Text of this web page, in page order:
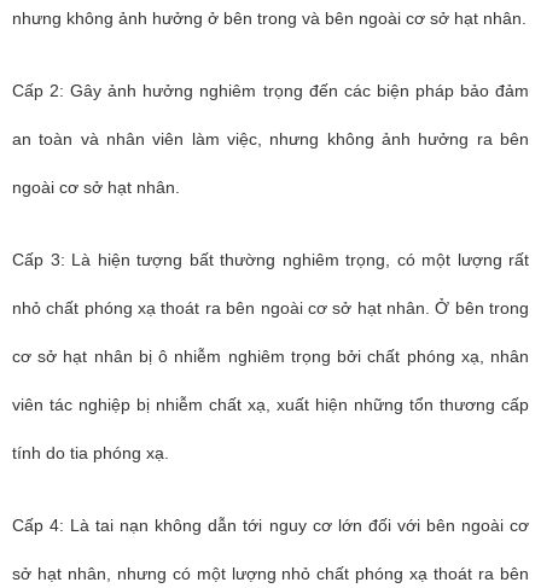
nhưng không ảnh hưởng ở bên trong và bên ngoài cơ sở hạt nhân.
Cấp 2: Gây ảnh hưởng nghiêm trọng đến các biện pháp bảo đảm
an toàn và nhân viên làm việc, nhưng không ảnh hưởng ra bên
ngoài cơ sở hạt nhân.
Cấp 3: Là hiện tượng bất thường nghiêm trọng, có một lượng rất
nhỏ chất phóng xạ thoát ra bên ngoài cơ sở hạt nhân. Ở bên trong
cơ sở hạt nhân bị ô nhiễm nghiêm trọng bởi chất phóng xạ, nhân
viên tác nghiệp bị nhiễm chất xạ, xuất hiện những tổn thương cấp
tính do tia phóng xạ.
Cấp 4: Là tai nạn không dẫn tới nguy cơ lớn đối với bên ngoài cơ
sở hạt nhân, nhưng có một lượng nhỏ chất phóng xạ thoát ra bên